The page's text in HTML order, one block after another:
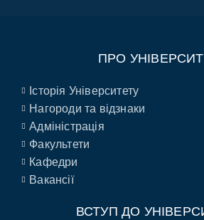
ПРО
Історія Університету
Нагороди та відзнаки
Адміністрація
Факультети
Кафедри
Вакансії
ВСТУП ДО